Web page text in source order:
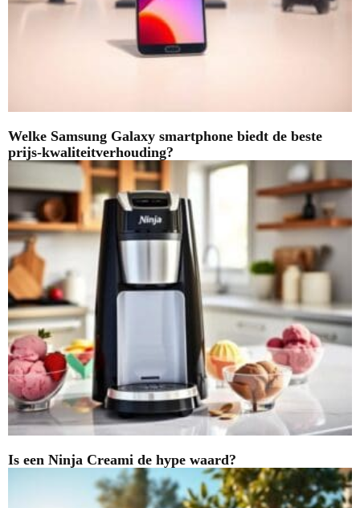
Welke Samsung Galaxy smartphone biedt de beste
prijs-kwaliteitverhouding?
Is een Ninja Creami de hype waard?